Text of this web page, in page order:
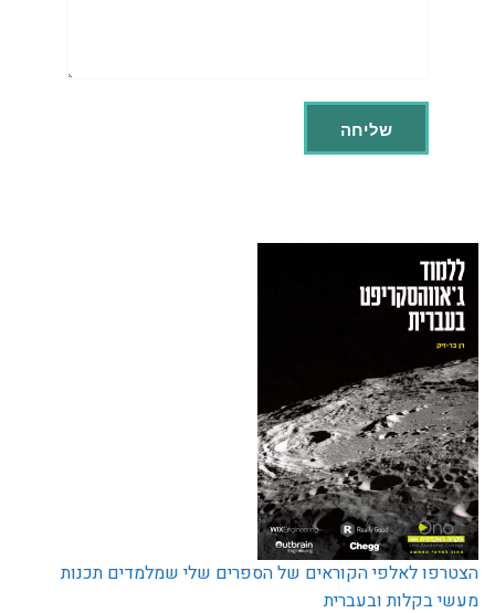
הצטרפו לאלפי הקוראים של הספרים שלי שמלמדים תכנות
מעשי בקלות ובעברית